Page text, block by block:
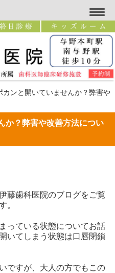
カンと開いていませんか？弊害や
か？弊害や改善方法につい
藤歯科医院のブログをご覧
。
っている状態についてお話
いてしまう状態は口唇閉鎖
ですが、大人の方でもこの